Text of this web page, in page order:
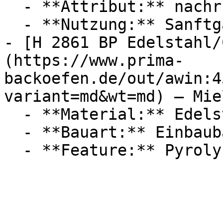
- [H 2861 BP Edelstahl/
(https://www.prima-
backoefen.de/out/
variant=md&wt=md) —